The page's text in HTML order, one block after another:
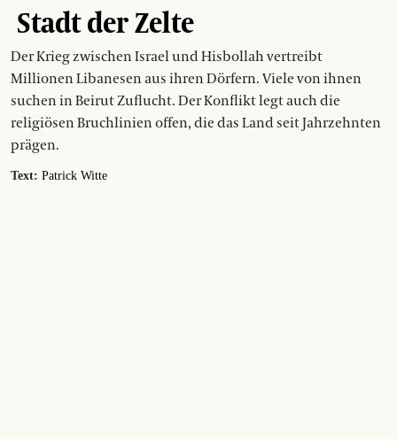
Stadt der Zelte
Der Krieg zwischen Israel und Hisbollah vertreibt
Millionen Libanesen aus ihren Dörfern. Viele von ihnen
suchen in Beirut Zuflucht. Der Konflikt legt auch die
religiösen Bruchlinien offen, die das Land seit Jahrzehnten
prägen.
Text: Patrick Witte